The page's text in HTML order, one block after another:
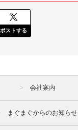
ポストする
会社案内
まぐまぐからのお知らせ